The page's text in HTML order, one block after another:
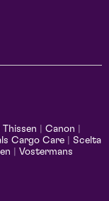
Thissen Canon
Cargo Care
Scelta
Vostermans